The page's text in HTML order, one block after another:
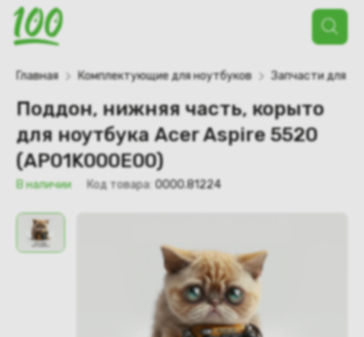
Поиск
товаров
Главная Комплектующие для ноутбуков Запчасти для
Поддон, нижняя часть, корыто
для ноутбука Acer Aspire 5520
(AP01K000E00)
В наличии Код товара: 0000.81224